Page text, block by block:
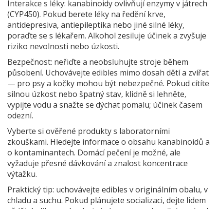
Interakce s léky: kanabinoidy ovlivňují enzymy v játrech
(CYP450). Pokud berete léky na ředění krve,
antidepresiva, antiepileptika nebo jiné silné léky,
poraďte se s lékařem. Alkohol zesiluje účinek a zvyšuje
riziko nevolnosti nebo úzkosti.
Bezpečnost: neřiďte a neobsluhujte stroje během
působení. Uchovávejte edibles mimo dosah dětí a zvířat
— pro psy a kočky mohou být nebezpečné. Pokud cítíte
silnou úzkost nebo špatný stav, klidně si lehněte,
vypijte vodu a snažte se dýchat pomalu; účinek časem
odezní.
Vyberte si ověřené produkty s laboratorními
zkouškami. Hledejte informace o obsahu kanabinoidů a
o kontaminantech. Domácí pečení je možné, ale
vyžaduje přesné dávkování a znalost koncentrace
výtažku.
Praktický tip: uchovávejte edibles v originálním obalu, v
chladu a suchu. Pokud plánujete socializaci, dejte lidem